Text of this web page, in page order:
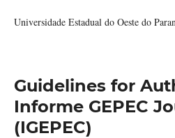
Universidade Estadual do Oeste do
Guidelines for
Informe GEPEC
(IGEPEC)